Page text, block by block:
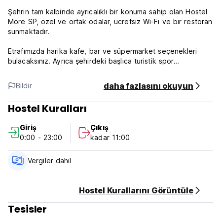
Şehrin tam kalbinde ayrıcalıklı bir konuma sahip olan Hostel
More SP, özel ve ortak odalar, ücretsiz Wi-Fi ve bir restoran
sunmaktadır.
Etrafımızda harika kafe, bar ve süpermarket seçenekleri
bulacaksınız. Ayrıca şehirdeki başlıca turistik spor
sahibiz. (Auto-translated from original language)
Bildir daha fazlasını okuyun
Hostel Kuralları
Giriş
0:00 - 23:00
Çıkış
kadar 11:00
Vergiler dahil
Hostel Kurallarını Görüntüle
Tesisler